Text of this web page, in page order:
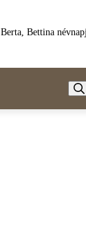
Berta, Bettina